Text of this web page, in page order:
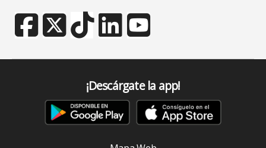
¡Descárgate la app!